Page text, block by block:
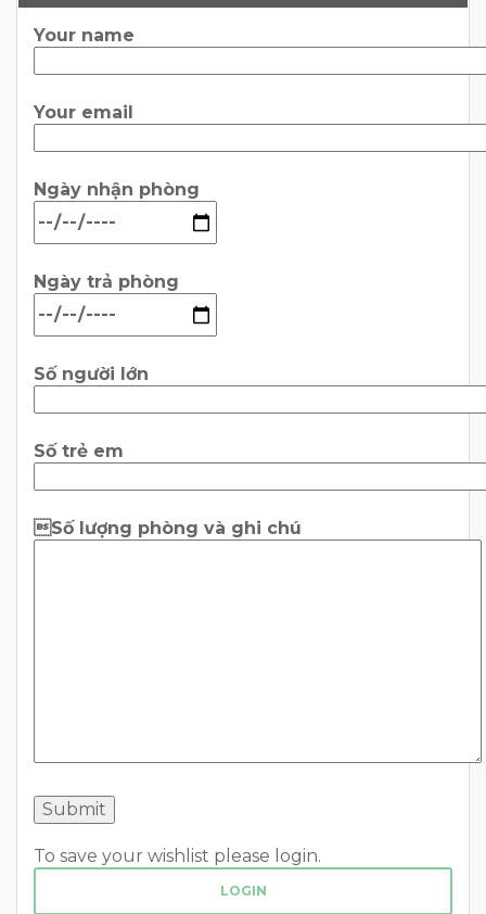
Your name
Your email
Ngày nhận phòng
Ngày trả phòng
Số người lớn
Số trẻ em
Số lượng phòng và ghi chú
To save your wishlist please login.
LOGIN